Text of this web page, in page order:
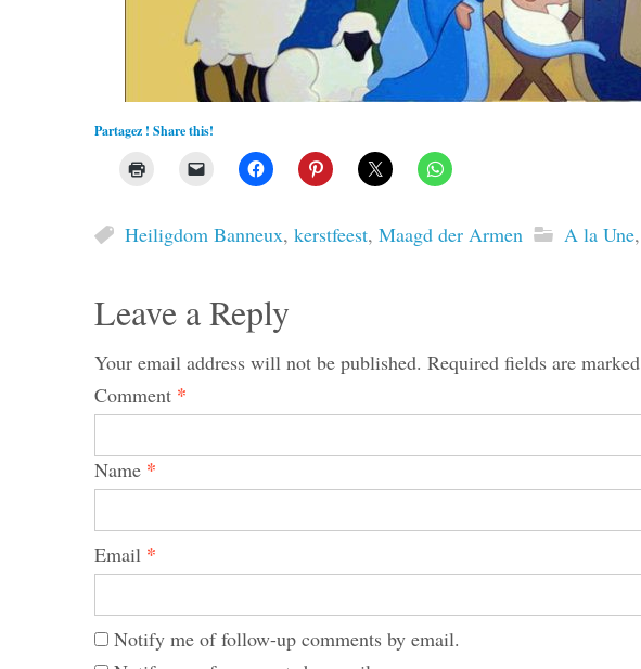
Partagez ! Share this!
Heiligdom Banneux, kerstfeest, Maagd der Armen A la Une,
Leave a Reply
Your email address will not be published. Required fields are marked
Comment *
Name *
Email *
Notify me of follow-up comments by email.